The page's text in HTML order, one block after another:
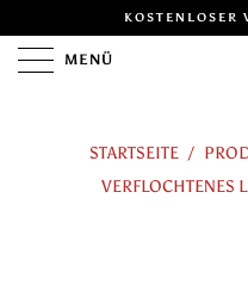
KOSTENLOSER
MENÜ
STARTSEITE /
VERFLOCHTENES